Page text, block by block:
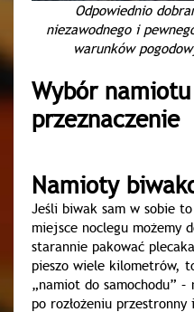
Odpowiednio
niezawodnego i
warunków
Wybór
przeznaczenie
Namioty
Jeśli biwak sam w sobie
miejsce noclegu możemy
starannie pakować
pieszo wiele kilometrów,
„namiot do samochodu”
po rozłożeniu